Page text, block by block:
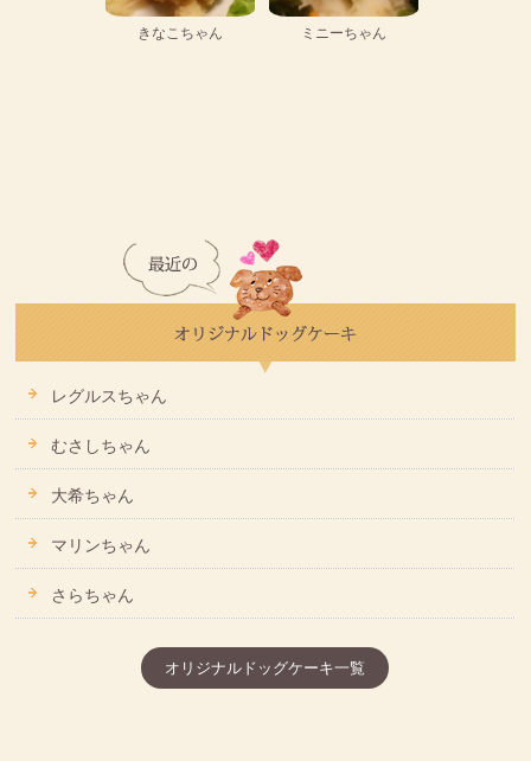
きなこちゃん ミニーちゃん
レグルスちゃん
むさしちゃん
大希ちゃん
マリンちゃん
さらちゃん
オリジナルドッグケーキ一覧